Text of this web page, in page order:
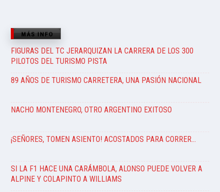
MÁS INFO
FIGURAS DEL TC JERARQUIZAN LA CARRERA DE LOS 300
PILOTOS DEL TURISMO PISTA
89 AÑOS DE TURISMO CARRETERA, UNA PASIÓN NACIONAL
NACHO MONTENEGRO, OTRO ARGENTINO EXITOSO
¡SEÑORES, TOMEN ASIENTO! ACOSTADOS PARA CORRER…
SI LA F1 HACE UNA CARÁMBOLA, ALONSO PUEDE VOLVER A
ALPINE Y COLAPINTO A WILLIAMS